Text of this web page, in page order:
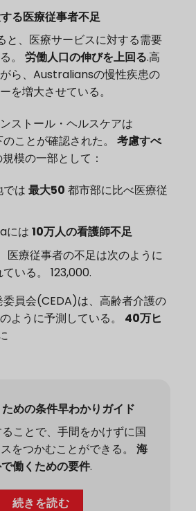
る医療従事者不足
と、医療サービスに対する需要
。労働人口の伸びを上回る.高
ら、Australiansの慢性疾患の
を増大させている。
ストール・ヘルスケアは
ことが確認された。考慮すべ
模の一部として：
は 最大50 都市部に比べ医療従
には 10万人の看護師不足
医療従事者の不足は次のように
ている。123,000.
員会(CEDA)は、高齢者介護の
ように予測している。
40万ヒ
めの条件早わかりガイド
ことで、手間をかけずに国
をつかむことができる。 海
働くための要件.
続きを読む